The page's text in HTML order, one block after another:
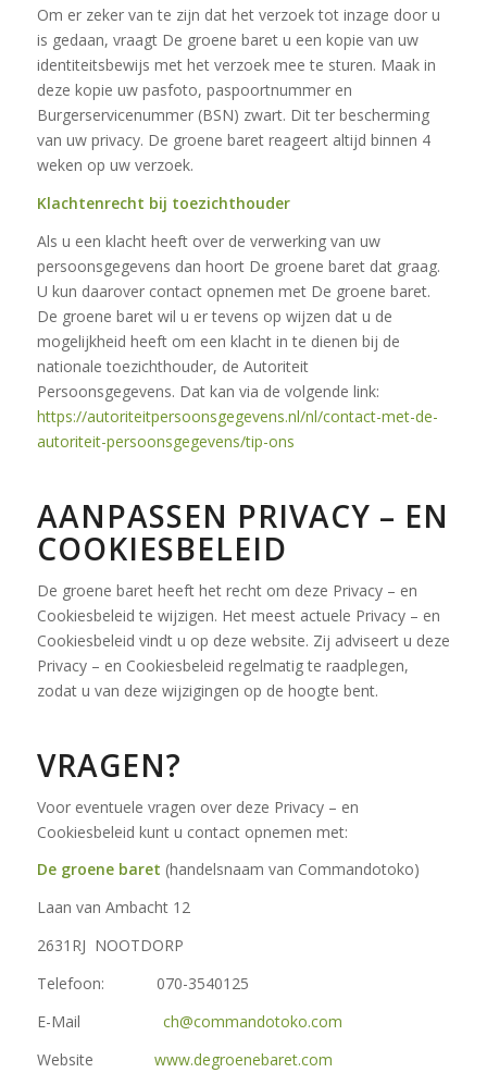
Om er zeker van te zijn dat het verzoek tot inzage door u
is gedaan, vraagt De groene baret u een kopie van uw
identiteitsbewijs met het verzoek mee te sturen. Maak in
deze kopie uw pasfoto, paspoortnummer en
Burgerservicenummer (BSN) zwart. Dit ter bescherming
van uw privacy. De groene baret reageert altijd binnen 4
weken op uw verzoek.
Klachtenrecht bij toezichthouder
Als u een klacht heeft over de verwerking van uw
persoonsgegevens dan hoort De groene baret dat graag.
U kun daarover contact opnemen met De groene baret.
De groene baret wil u er tevens op wijzen dat u de
mogelijkheid heeft om een klacht in te dienen bij de
nationale toezichthouder, de Autoriteit
Persoonsgegevens. Dat kan via de volgende link:
https://autoriteitpersoonsgegevens.nl/nl/contact-met-de-
autoriteit-persoonsgegevens/tip-ons
AANPASSEN PRIVACY – EN
COOKIESBELEID
De groene baret heeft het recht om deze Privacy – en
Cookiesbeleid te wijzigen. Het meest actuele Privacy – en
Cookiesbeleid vindt u op deze website. Zij adviseert u deze
Privacy – en Cookiesbeleid regelmatig te raadplegen,
zodat u van deze wijzigingen op de hoogte bent.
VRAGEN?
Voor eventuele vragen over deze Privacy – en
Cookiesbeleid kunt u contact opnemen met:
De groene baret (handelsnaam van Commandotoko)
Laan van Ambacht 12
2631RJ NOOTDORP
Telefoon: 070-3540125
E-Mail ch@commandotoko.com
Website www.degroenebaret.com